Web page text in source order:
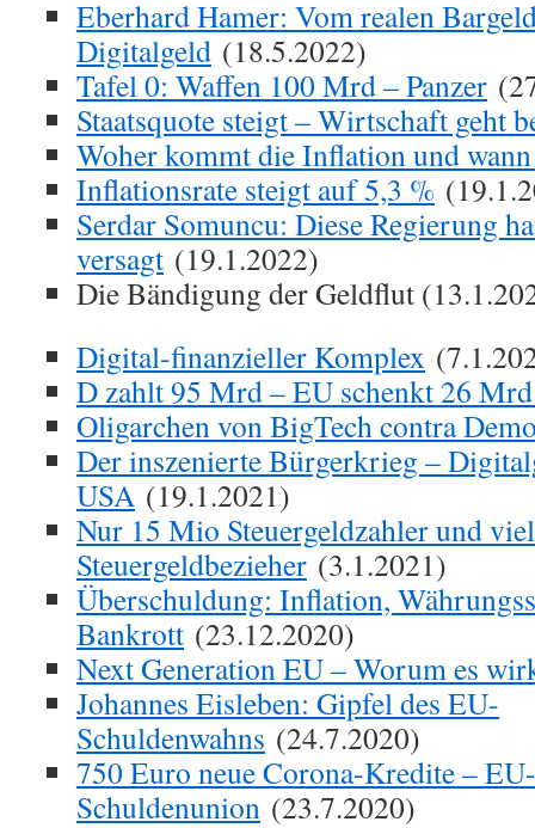
Eberhard Hamer: Vom realen
Digitalgeld (18.5.2022)
Tafel 0: Waffen 100 Mrd – Panzer
Staatsquote steigt – Wirtschaft geht
Woher kommt die Inflation und wann
Inflationsrate steigt auf 5,3 %
Serdar Somuncu: Diese Regierung
versagt (19.1.2022)
Die Bändigung der Geldflut
Digital-finanzieller Komplex
D zahlt 95 Mrd – EU schenkt 26
Oligarchen von BigTech contra
Der inszenierte Bürgerkrieg –
USA (19.1.2021)
Nur 15 Mio Steuergeldzahler und
Steuergeldbezieher (3.1.2021)
Überschuldung: Inflation,
Bankrott (23.12.2020)
Next Generation EU – Worum es
Johannes Eisleben: Gipfel des EU-
Schuldenwahns (24.7.2020)
750 Euro neue Corona-Kredite – EU-
Schuldenunion (23.7.2020)